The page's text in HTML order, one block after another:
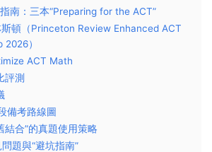
南：三本“Preparing for the ACT”
頓（Princeton Review Enhanced ACT
）
ACT Math
評測
備考路線圖
結合”的真題使用策略
題與“避坑指南”